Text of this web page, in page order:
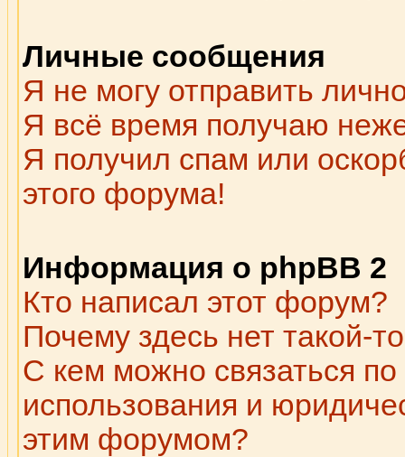
Личные сообщения
Я не могу отправить
Я всё время получаю
Я получил спам или
этого форума!
Информация о phpBB 2
Кто написал этот форум?
Почему здесь нет такой-
С кем можно связаться по
использования и
этим форумом?